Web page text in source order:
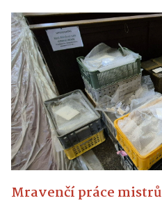
Mravenčí práce mistrů